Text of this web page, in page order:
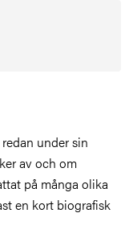
under sin
av och om
på många olika
en kort biografisk